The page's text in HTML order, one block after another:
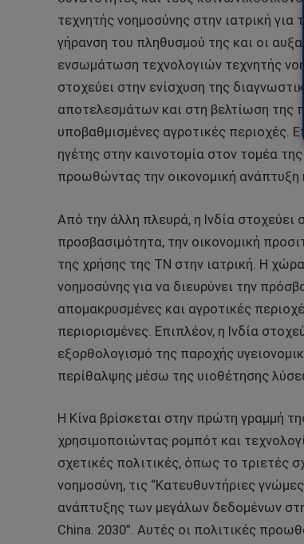
τεχνητής νοημοσύνης στην ιατρική
γήρανση του πληθυσμού της και οι
ενσωμάτωση τεχνολογιών τεχνητής
στοχεύει στην ενίσχυση της
αποτελεσμάτων και στη βελτίωση της
υποβαθμισμένες αγροτικές περιοχές.
ηγέτης στην καινοτομία στον τομέα
προωθώντας την οικονομική ανάπτυξη
Από την άλλη πλευρά, η Ινδία
προσβασιμότητα, την οικονομική
της χρήσης της ΤΝ στην ιατρική. Η
νοημοσύνης για να διευρύνει την
απομακρυσμένες και αγροτικές
περιορισμένες. Επιπλέον, η Ινδία
εξορθολογισμό της παροχής
περίθαλψης μέσω της υιοθέτησης
Η Κίνα βρίσκεται στην πρώτη γραμμή
χρησιμοποιώντας ρομπότ και
σχετικές πολιτικές, όπως το τριετές
νοημοσύνη, τις “Κατευθυντήριες
ανάπτυξης των μεγάλων δεδομένων
China. 2030”. Αυτές οι πολιτικές